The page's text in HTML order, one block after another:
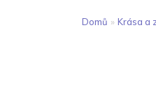
Domů » Krása a